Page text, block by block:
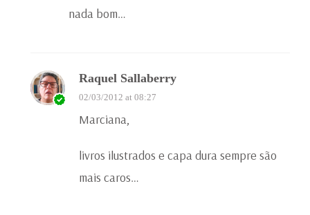
nada bom…
Raquel Sallaberry
02/03/2012 at 08:27
Marciana,
livros ilustrados e capa dura sempre são
mais caros…